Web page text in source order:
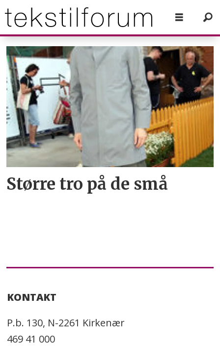
Tag:
seek
Større tro på de små
KONTAKT
P.b. 130, N-2261 Kirkenær
469 41 000